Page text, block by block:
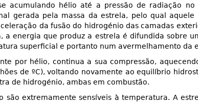
acumulando hélio até a pressão de radiação
gerada pela massa da estrela, pelo qual aquele
da fusão do hidrogénio das camadas
a energia que produz a estrela é difundida sobre
superficial e portanto num avermelhamento da
por hélio, continua a sua compressão,
de ºC), voltando novamente ao equilíbrio
de hidrogénio, ambas em combustão.
são extremamente sensíveis à temperatura. A